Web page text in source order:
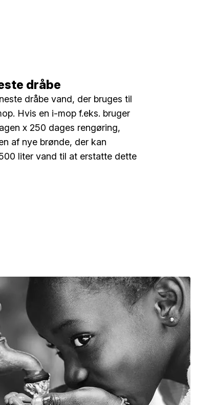
dråbe
dråbe vand, der bruges til
Hvis en i-mop f.eks. bruger
x 250 dages rengøring,
af nye brønde, der kan
liter vand til at erstatte dette